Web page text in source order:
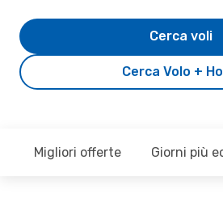
Cerca Volo +
Cerca voli
Migliori offerte Giorni più